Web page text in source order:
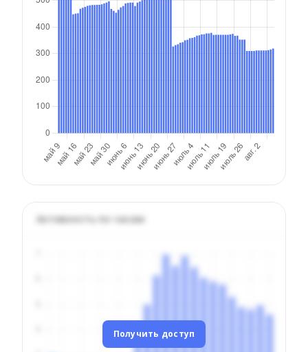
Активность по часам
Получить доступ